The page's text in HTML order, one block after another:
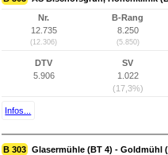
Nr.
12.735
(12.306)
B-Rang
8.250
(5.850)
DTV
5.906
SV
1.022
(17,3%)
Infos...
B 303 Glasermühle (BT 4) - Goldmühl